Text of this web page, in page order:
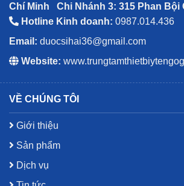
Chí Minh
Chi Nhánh 3: 315 Phan Bội
Hotline Kinh doanh: 0987.014.436
Email: duocsihai36@gmail.com
Website:
VỀ CHÚNG TÔI
Giới thiệu
Sản phẩm
Dịch vụ